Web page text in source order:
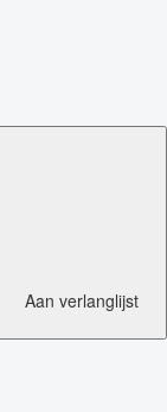
Aan verlanglijst